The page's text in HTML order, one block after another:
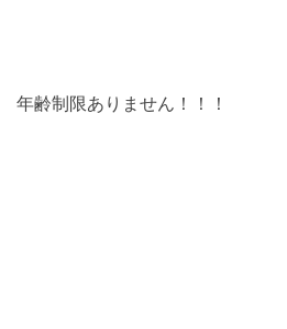
年齢制限ありません！！！